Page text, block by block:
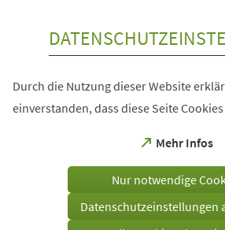
Durch die Nutzung dieser Website
einverstanden, dass diese Seite
Mehr Infos
(Öffnet
einem
Tab)
Nur notwendige
Datenschutzeinstellungen